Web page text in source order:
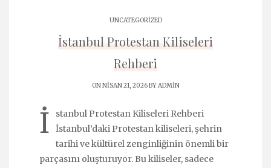
UNCATEGORIZED
İstanbul Protestan Kiliseleri
Rehberi
ON NISAN 21, 2026 BYADMIN
İ
stanbul Protestan Kiliseleri Rehberi
İstanbul’daki Protestan kiliseleri, şehrin
tarihi ve kültürel zenginliğinin önemli bir
parçasını oluşturuyor. Bu kiliseler, sadece